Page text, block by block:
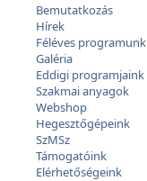
Bemutatkozás
Hírek
Féléves programunk
Galéria
Eddigi programjaink
Szakmai anyagok
Webshop
Hegesztőgépeink
SzMSz
Támogatóink
Elérhetőségeink